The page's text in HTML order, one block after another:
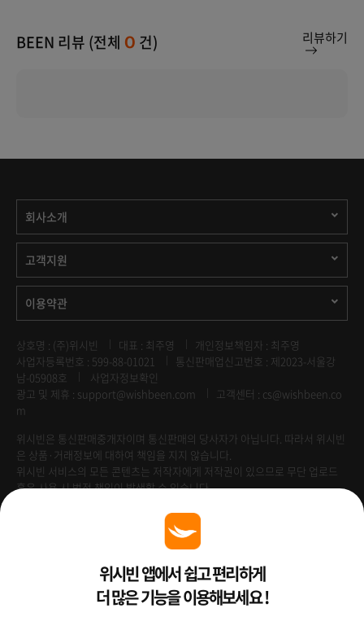
BEEN 리뷰 (전체 0 건) 리뷰하기
회사소개
고객지원
이용약관
상호명 : (주)위시빈 대표 : 최주영
개인정보책임자 : 최주영
사업자등록번호 : 599-88-01021
통신판매업신고번호 : 제2023-서울강
남-05908호
사업자정보확인
광고 및 제휴 : support@wishbeen.com
고객센터 : cs@wishbeen.co
m
위시빈은 통신판매중개자이며 통신판매의 당사자가 아닙니다. 따라서 위시빈
은 상품·거래정보에 대하여 책임을 지지 않습니다.
위시빈 서비스의 모든 콘텐츠는 저작자에게 저작권이 있으므로 무단 업로드
혹은 사용 시 법적 책임이 발생할 수 있습니다.
Venture Enterprise위시빈 앱에서 쉽고 편리하게
더 많은 기능을 이용해보세요 !